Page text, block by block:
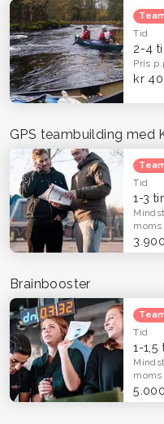
Tid
2-4
Pris
kr
GPS teambuilding med
Tid
1-3
moms
Brainbooster
Tid
1-1,5
moms